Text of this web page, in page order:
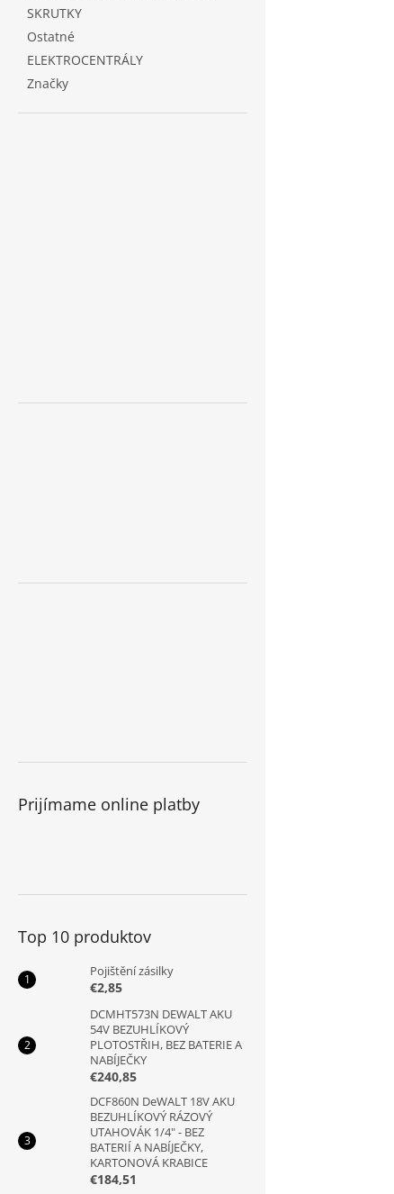
SKRUTKY
Ostatné
ELEKTROCENTRÁLY
Značky
Prijímame online platby
Top 10 produktov
Pojištění zásilky
€2,85
DCMHT573N DEWALT AKU
54V BEZUHLÍKOVÝ
PLOTOSTŘIH, BEZ BATERIE A
NABÍJEČKY
€240,85
DCF860N DeWALT 18V AKU
BEZUHLÍKOVÝ RÁZOVÝ
UTAHOVÁK 1/4" - BEZ
BATERIÍ A NABÍJEČKY,
KARTONOVÁ KRABICE
€184,51